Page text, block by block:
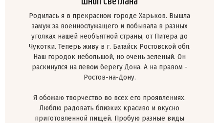
Родилась я в прекрасном городе Харьков. Вышла
замуж за военнослужащего и побывала в разных
уголках нашей необъятной страны, от Питера до
Чукотки. Теперь живу в г. Батайск Ростовской обл.
Наш городок небольшой, но очень зеленый. Он
раскинулся на левом берегу Дона. А на правом -
Ростов-на-Дону.
Я обожаю творчество во всех его проявлениях.
Люблю радовать близких красиво и вкусно
приготовленной пищей. Пробую разные виды